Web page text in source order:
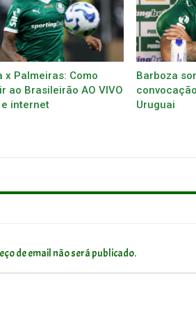
x Palmeiras: Como
ao Brasileirão AO VIVO
e internet
Barboza
Uruguai
de email não será publicado.